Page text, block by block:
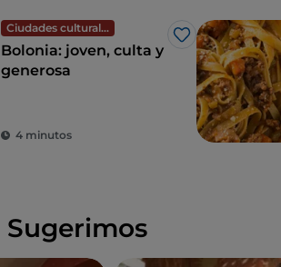
Ciudades culturales
Me gusta
Bolonia: joven, culta y
generosa
4 minutos
Sugerimos